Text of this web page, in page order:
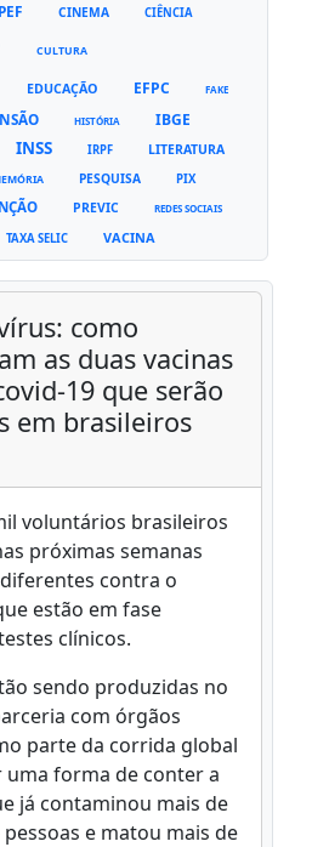
CINEMA CIÊNCIA
CULTURA
EDUCAÇÃO EFPC FAKE
HISTÓRIA IBGE
INSS IRPF LITERATURA
PESQUISA PIX
PREVIC REDES SOCIAIS
TAXA SELIC VACINA
como
as duas vacinas
19 que serão
em brasileiros
voluntários brasileiros
próximas semanas
contra o
estão em fase
clínicos.
sendo produzidas no
com órgãos
parte da corrida global
uma forma de conter a
já contaminou mais de
e matou mais de